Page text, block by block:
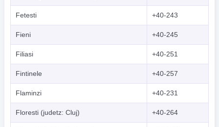
Fetesti +40-243
Fieni +40-245
Filiasi +40-251
Fintinele +40-257
Flaminzi +40-231
Floresti (judetz: Cluj) +40-264